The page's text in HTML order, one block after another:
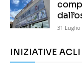
31 Luglio
INIZIATIVE ACLI